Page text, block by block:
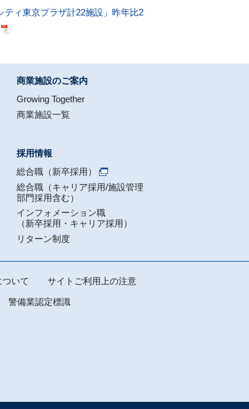
ティ東京プラザ計22施設」昨年比2
商業施設のご案内
Growing Together
商業施設一覧
採用情報
総合職（新卒採用）
総合職（キャリア採用/施設管理
部門採用含む）
インフォメーション職
（新卒採用・キャリア採用）
リターン制度
いて サイトご利用上の注意
警備業認定標識